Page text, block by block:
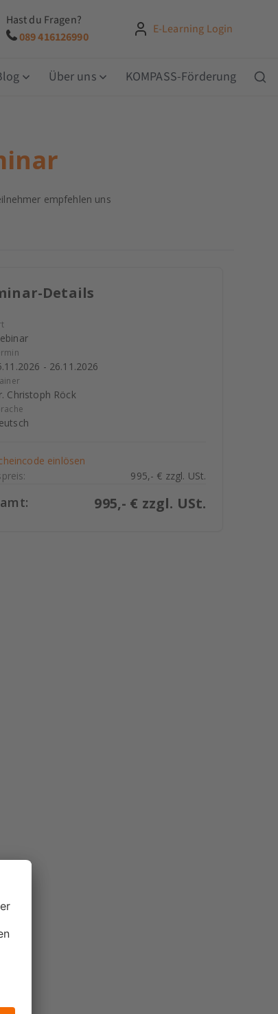
Hast du Fragen?
089 416126990
E-Learning Login
Über uns KOMPASS-Förderung
empfehlen uns
Details
- 26.11.2026
Christoph Röck
einlösen
995,- € zzgl. USt.
995,- € zzgl. USt.